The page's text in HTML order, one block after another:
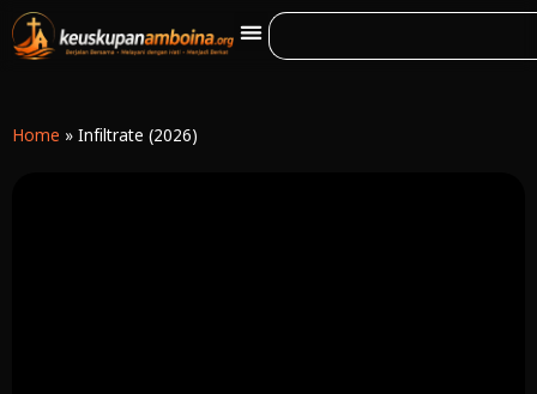
Home » Infiltrate (2026)